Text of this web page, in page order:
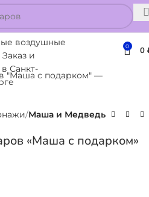
0 0
Маша и Медведь
«Маша с подарком»